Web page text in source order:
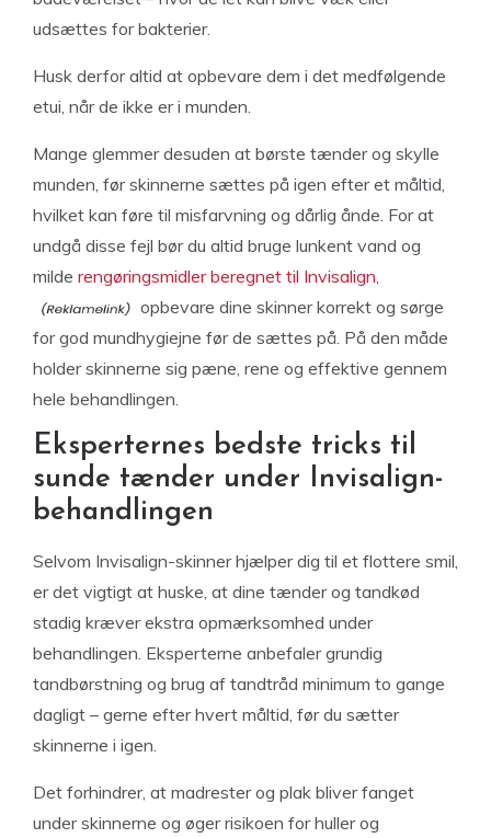
udsættes for bakterier.
Husk derfor altid at opbevare dem i det medfølgende
etui, når de ikke er i munden.
Mange glemmer desuden at børste tænder og skylle
munden, før skinnerne sættes på igen efter et måltid,
hvilket kan føre til misfarvning og dårlig ånde. For at
undgå disse fejl bør du altid bruge lunkent vand og
milde rengøringsmidler beregnet til Invisalign,
opbevare dine skinner korrekt og sørge
for god mundhygiejne før de sættes på. På den måde
holder skinnerne sig pæne, rene og effektive gennem
hele behandlingen.
Eksperternes bedste tricks til
sunde tænder under Invisalign-
behandlingen
Selvom Invisalign-skinner hjælper dig til et flottere smil,
er det vigtigt at huske, at dine tænder og tandkød
stadig kræver ekstra opmærksomhed under
behandlingen. Eksperterne anbefaler grundig
tandbørstning og brug af tandtråd minimum to gange
dagligt – gerne efter hvert måltid, før du sætter
skinnerne i igen.
Det forhindrer, at madrester og plak bliver fanget
under skinnerne og øger risikoen for huller og